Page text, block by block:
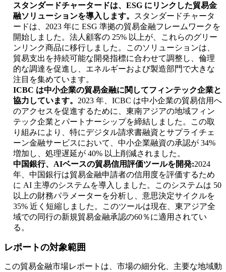
スタンダードチャータードは、ESG にリンクした貿易金
融ソリューションを導入します。
スタンダードチャータ
ードは、2023 年に ESG 準拠の貿易金融フレームワークを
開始しました。法人顧客の 25% 以上が、これらのグリー
ンリンク商品に移行しました。このソリューションは、
貿易支出を持続可能な開発指標に合わせて調整し、倫理
的な調達を促進し、エネルギーおよび製造部門で大きな
注目を集めています。
ICBC は中小企業の貿易金融に関してフィンテック企業と
協力しています。 2023 年、ICBC は中小企業の貿易信用へ
のアクセスを促進するために、東南アジアの地域フィン
テック企業とパートナーシップを締結しました。この取
り組みにより、特にデジタル請求書融資とサプライチェ
ーン金融サービスにおいて、中小企業融資の承認が 34%
増加し、処理遅延が 40% 以上削減されました。
中国銀行、AIベースの貿易信用評価ツールを開発:2024
年、中国銀行は貿易金融申請者の信用度を評価するため
に AI 主導のシステムを導入しました。このシステムは 50
以上の財務パラメーターを分析し、意思決定サイクルを
35% 近く短縮しました。このツールは現在、東アジア全
域での同行の新規貿易金融承認の60％に適用されてい
る。
レポートの対象範囲
この貿易金融市場レポートは、市場の細分化、主要な地域動